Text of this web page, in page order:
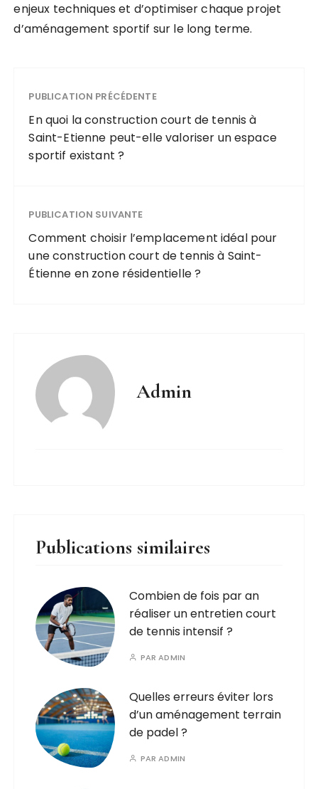
enjeux techniques et d’optimiser chaque projet
d’aménagement sportif sur le long terme.
PUBLICATION PRÉCÉDENTE
En quoi la construction court de tennis à
Saint-Etienne peut-elle valoriser un espace
sportif existant ?
PUBLICATION SUIVANTE
Comment choisir l’emplacement idéal pour
une construction court de tennis à Saint-
Étienne en zone résidentielle ?
Admin
Publications similaires
Combien de fois par an
réaliser un entretien court
de tennis intensif ?
PARADMIN
Quelles erreurs éviter lors
d’un aménagement terrain
de padel ?
PARADMIN